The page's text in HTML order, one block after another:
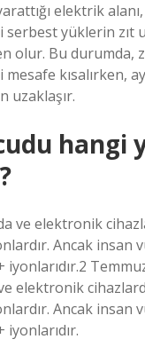
elektrik
serbest yüklerin zıt
olur. Bu durumda,
kısalırken,
uzaklaşır.
hangi
ve elektronik
Ancak insan
elektronik
Ancak insan